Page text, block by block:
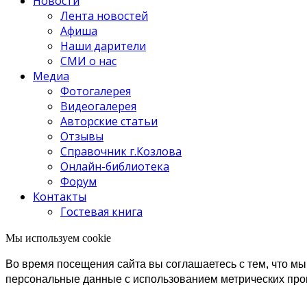
Лента новостей
Афиша
Наши дарители
СМИ о нас
Медиа
Фотогалерея
Видеогалерея
Авторские статьи
Отзывы
Справочник г.Козлова
Онлайн-библиотека
Форум
Контакты
Гостевая книга
Мы используем cookie
Во время посещения сайта вы соглашаетесь с тем, что
персональные данные с использованием метрических